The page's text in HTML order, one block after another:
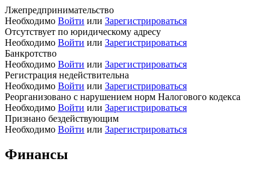
Лжепредпринимательство
Необходимо Войти или Зарегистрироваться
Отсутствует по юридическому адресу
Необходимо Войти или Зарегистрироваться
Банкротство
Необходимо Войти или Зарегистрироваться
Регистрация недействительна
Необходимо Войти или Зарегистрироваться
Реорганизовано с нарушением норм Налогового кодекса
Необходимо Войти или Зарегистрироваться
Признано бездействующим
Необходимо Войти или Зарегистрироваться
Финансы